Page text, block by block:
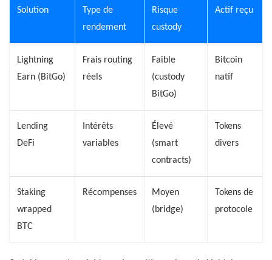
Solution
Type de
rendement
Risque
custody
Actif reçu
Lightning
Earn (BitGo)
Frais routing
réels
Faible
(custody
BitGo)
Bitcoin
natif
Lending
DeFi
Intérêts
variables
Élevé
(smart
contracts)
Tokens
divers
Staking
wrapped
BTC
Récompenses
Moyen
(bridge)
Tokens de
protocole